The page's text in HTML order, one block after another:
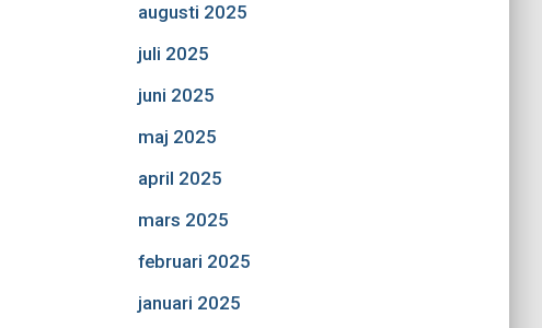
augusti 2025
juli 2025
juni 2025
maj 2025
april 2025
mars 2025
februari 2025
januari 2025